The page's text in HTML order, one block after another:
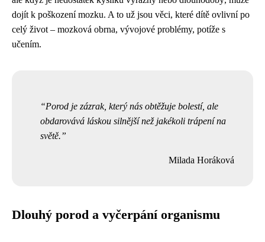
dojít k poškození mozku. A to už jsou věci, které dítě ovlivní po
celý život – mozková obrna, vývojové problémy, potíže s
učením.
Porod je zázrak, který nás obtěžuje bolestí, ale
obdarovává láskou silnější než jakékoli trápení na
světě.
Milada Horáková
Dlouhý porod a vyčerpání organismu